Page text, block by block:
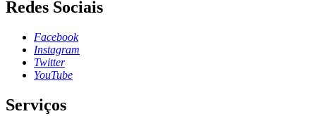
Redes Sociais
Facebook
Instagram
Twitter
YouTube
Serviços